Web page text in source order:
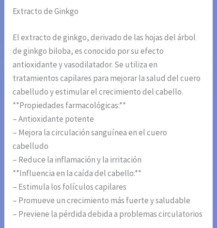
Extracto de Ginkgo
El extracto de ginkgo, derivado de las hojas del árbol
de ginkgo biloba, es conocido por su efecto
antioxidante y vasodilatador. Se utiliza en
tratamientos capilares para mejorar la salud del cuero
cabelludo y estimular el crecimiento del cabello.
**Propiedades farmacológicas:**
– Antioxidante potente
– Mejora la circulación sanguínea en el cuero
cabelludo
– Reduce la inflamación y la irritación
**Influencia en la caída del cabello:**
– Estimula los folículos capilares
– Promueve un crecimiento más fuerte y saludable
– Previene la pérdida debida a problemas circulatorios